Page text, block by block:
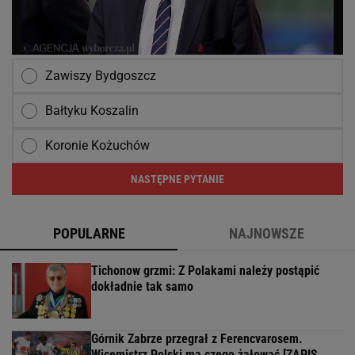
Zawiszy Bydgoszcz
Bałtyku Koszalin
Koronie Kożuchów
NASTĘPNE PYTANIE
POPULARNE NAJNOWSZE
Tichonow grzmi: Z Polakami należy postąpić
dokładnie tak samo
Górnik Zabrze przegrał z Ferencvarosem.